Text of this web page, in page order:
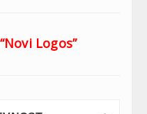
Logos”